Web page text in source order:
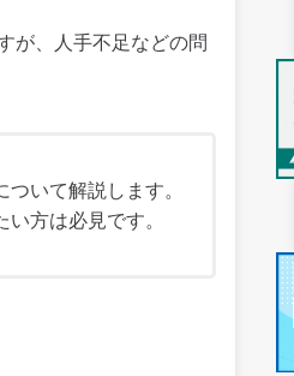
が、人手不足などの問
ついて解説します。
方は必見です。